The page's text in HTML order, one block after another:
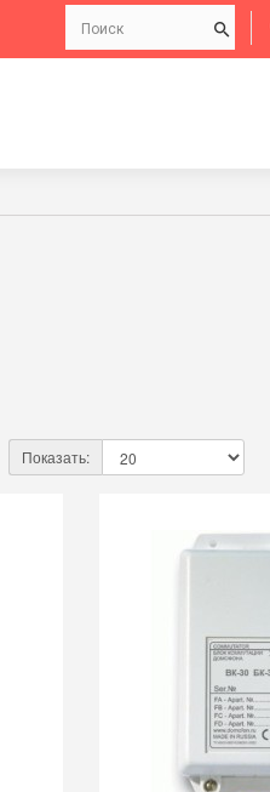
Показать: